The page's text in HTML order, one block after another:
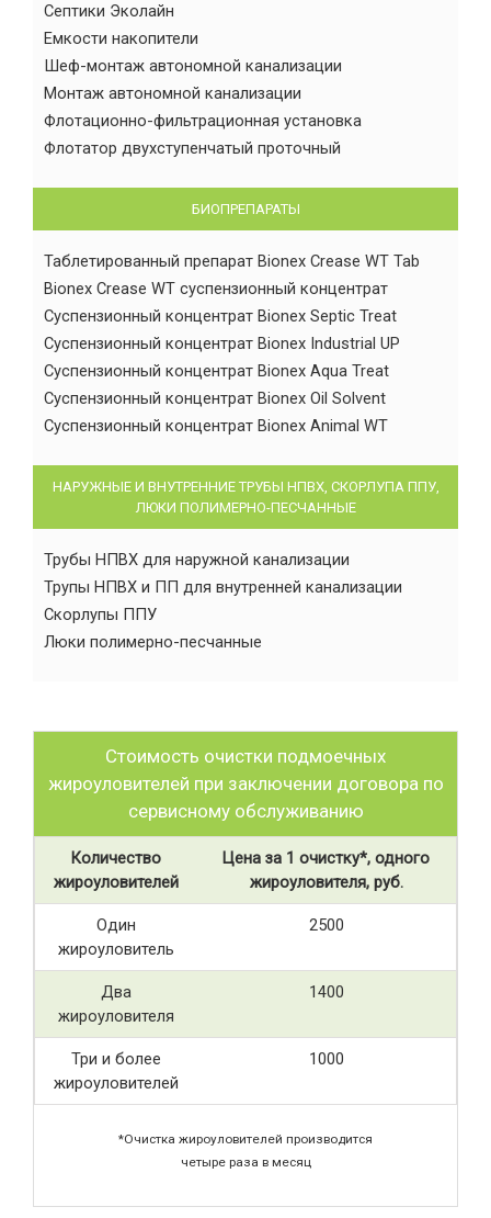
Септики Эколайн
Емкости накопители
Шеф-монтаж автономной канализации
Монтаж автономной канализации
Флотационно-фильтрационная установка
Флотатор двухступенчатый проточный
БИОПРЕПАРАТЫ
Таблетированный препарат Bionex Crease WT Tab
Bionex Crease WT суспензионный концентрат
Суспензионный концентрат Bionex Septic Treat
Суспензионный концентрат Bionex Industrial UP
Суспензионный концентрат Bionex Aqua Treat
Суспензионный концентрат Bionex Oil Solvent
Суспензионный концентрат Bionex Animal WT
НАРУЖНЫЕ И ВНУТРЕННИЕ ТРУБЫ НПВХ, СКОРЛУПА ППУ,
ЛЮКИ ПОЛИМЕРНО-ПЕСЧАННЫЕ
Трубы НПВХ для наружной канализации
Трупы НПВХ и ПП для внутренней канализации
Скорлупы ППУ
Люки полимерно-песчанные
Стоимость очистки подмоечных
жироуловителей при заключении договора по
сервисному обслуживанию
Количество
жироуловителей
Цена за 1 очистку*, одного
жироуловителя, руб.
Один
жироуловитель
2500
Два
жироуловителя
1400
Три и более
жироуловителей
1000
*Очистка жироуловителей производится
четыре раза в месяц